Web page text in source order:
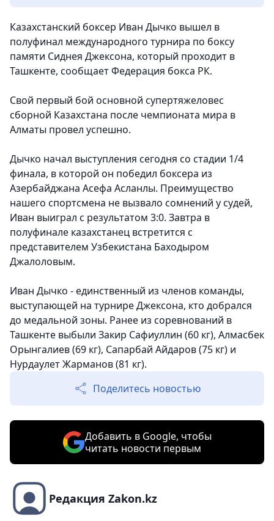
Казахстанский боксер Иван Дычко вышел в
полуфинал международного турнира по боксу
памяти Сиднея Джексона, который проходит в
Ташкенте, сообщает Федерация бокса РК.
Свой первый бой основной супертяжеловес
сборной Казахстана после чемпионата мира в
Алматы провел успешно.
Дычко начал выступления сегодня со стадии 1/4
финала, в которой он победил боксера из
Азербайджана Асефа Асланлы. Преимущество
нашего спортсмена не вызвало сомнений у судей,
Иван выиграл с результатом 3:0. Завтра в
полуфинале казахстанец встретится с
представителем Узбекистана Баходыром
Джалоловым.
Иван Дычко - единственный из членов команды,
выступающей на турнире Джексона, кто добрался
до медальной зоны. Ранее из соревнований в
Ташкенте выбыли Закир Сафиуллин (60 кг), Алмасбек
Орынгалиев (69 кг), Сапарбай Айдаров (75 кг) и
Нурдаулет Жарманов (81 кг).
Поделитесь новостью
Добавить в Google, чтобы
читать новости первым
Редакция Zakon.kz